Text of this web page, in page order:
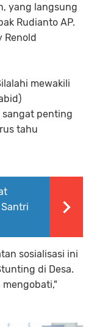
yang langsung
Rudianto AP.
Renold
mewakili
sangat penting
tahu
sosialisasi ini
di Desa.